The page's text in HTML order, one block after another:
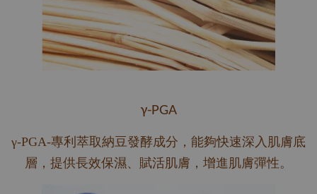
γ-PGA
γ-PGA-專利萃取納豆發酵成分，能夠快速深入肌膚底
層，提供長效保濕、賦活肌膚，增進肌膚彈性。